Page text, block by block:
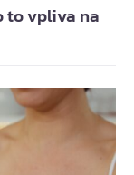
to vpliva na